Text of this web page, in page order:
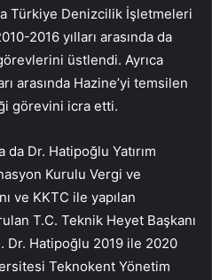
Türkiye Denizcilik İşletmeleri
2016 yılları arasında da
üstlendi. Ayrıca
arasında Hazine’yi temsilen
görevini icra etti.
da Dr. Hatipoğlu Yatırım
Kurulu Vergi ve
ve KKTC ile yapılan
T.C. Teknik Heyet Başkanı
Hatipoğlu 2019 ile 2020
Teknokent Yönetim